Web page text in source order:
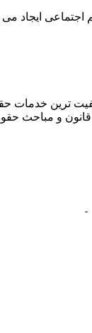
اجتماعی
ترین خدمات
و مباحث